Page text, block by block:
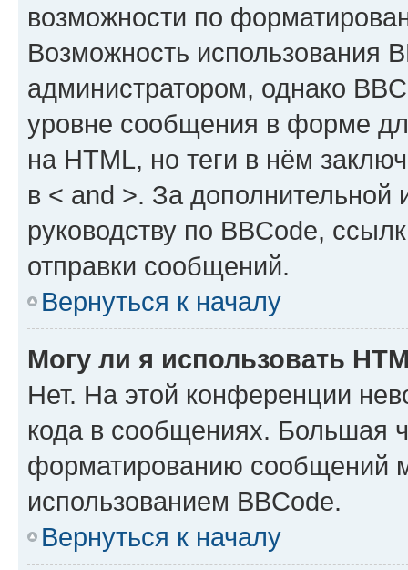
возможности по
Возможность использования
администратором, однако
уровне сообщения в форме
на HTML, но теги в нём
в < and >. За
руководству по BBCode,
отправки сообщений.
Вернуться к началу
Могу ли я использовать
Нет. На этой конференции
кода в сообщениях. Большая
форматированию сообщений
использованием BBCode.
Вернуться к началу